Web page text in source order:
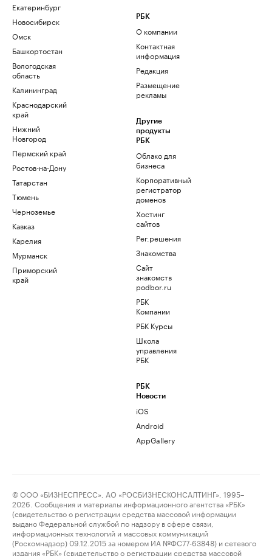
Екатеринбург
Новосибирск
Омск
Башкортостан
Вологодская
область
Калининград
Краснодарский
край
Нижний
Новгород
Пермский край
Ростов-на-Дону
Татарстан
Тюмень
Черноземье
Кавказ
Карелия
Мурманск
Приморский
край
РБК
О компании
Контактная
информация
Редакция
Размещение
рекламы
Другие
продукты
РБК
Облако для
бизнеса
Корпоративный
регистратор
доменов
Хостинг
сайтов
Рег.решения
Знакомства
Сайт
знакомств
podbor.ru
РБК
Компании
РБК Курсы
Школа
управления
РБК
РБК
Новости
iOS
Android
AppGallery
© ООО «БИЗНЕСПРЕСС», АО «РОСБИЗНЕСКОНСАЛТИНГ», 1995–
2026. Сообщения и материалы информационного агентства «РБК»
(свидетельство о регистрации средства массовой информации
выдано Федеральной службой по надзору в сфере связи,
информационных технологий и массовых коммуникаций
(Роскомнадзор) 09.12.2015 за номером ИА №ФС77-63848) и сетевого
издания «РБК» (свидетельство о регистрации средства массовой